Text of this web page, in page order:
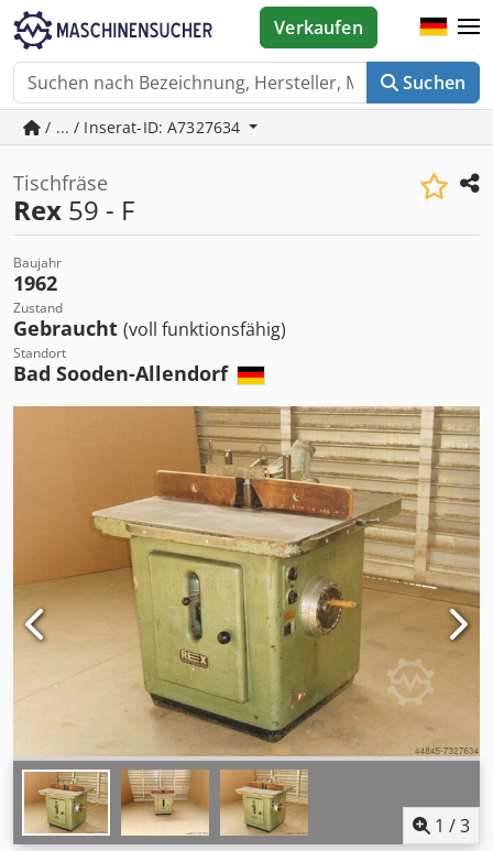
Suchen
Verkaufen
/ ... / Inserat-ID: A7327634
Tischfräse
Rex 59 - F
Baujahr
1962
Zustand
Gebraucht (voll funktionsfähig)
Standort
Bad Sooden-Allendorf
1 /3